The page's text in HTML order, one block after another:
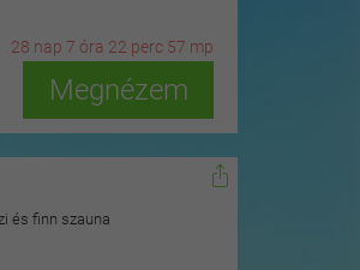
28 nap 7 óra 22 perc 55 mp
Megnézem
és finn szauna